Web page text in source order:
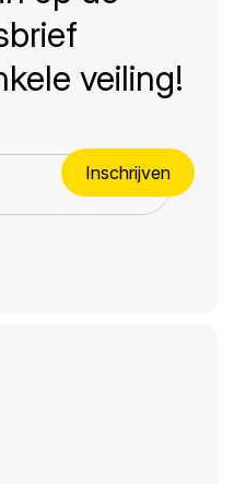
veiling!
Inschrijven